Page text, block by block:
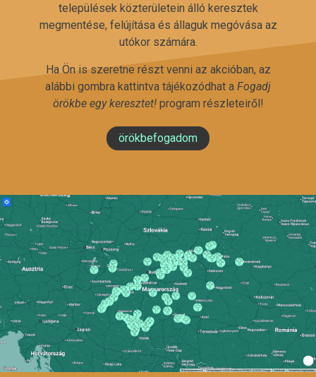
települések közterületein álló keresztek
megmentése, felújítása és állaguk megóvása az
utókor számára.
Ha Ön is szeretne részt venni az akcióban, az
alábbi gombra kattintva tájékozódhat a Fogadj
örökbe egy keresztet!program részleteiről!
örökbefogadom